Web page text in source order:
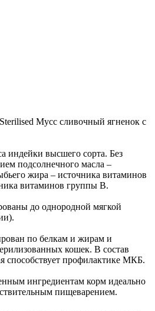
Мусс сливочный ягненок с
индейки высшего сорта. Без
подсолнечного масла –
жира – источника витаминов
витаминов группы В.
до однородной мягкой
по белкам и жирам и
кошек. В состав
способствует профилактике МКБ.
ингредиентам корм идеально
пищеварением.